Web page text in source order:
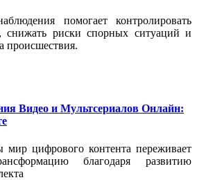
помогает контролировать
снижать риски спорных ситуаций и
происшествия.
Видео и Мультсериалов Онлайн:
мир цифрового контента переживает
благодаря развитию